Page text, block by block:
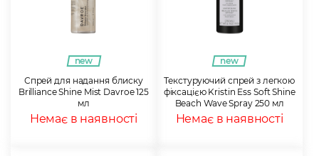
new
Спрей для надання блиску
Brilliance Shine Mist Davroe 125
мл
Немає в наявності
new
Текстуруючий спрей з легкою
фіксацією Kristin Ess Soft Shine
Beach Wave Spray 250 мл
Немає в наявності